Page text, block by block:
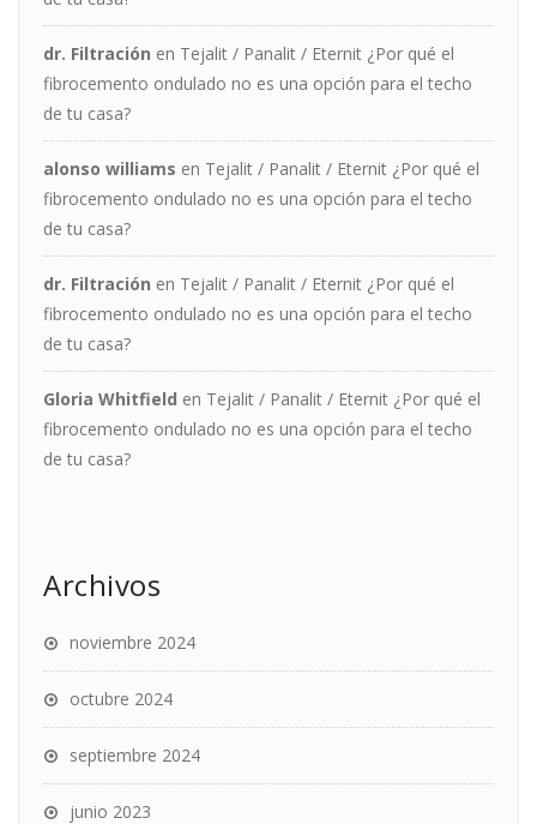
dr. Filtración en Tejalit / Panalit / Eternit ¿Por qué el
fibrocemento ondulado no es una opción para el techo
de tu casa?
alonso williams en Tejalit / Panalit / Eternit ¿Por qué el
fibrocemento ondulado no es una opción para el techo
de tu casa?
dr. Filtración en Tejalit / Panalit / Eternit ¿Por qué el
fibrocemento ondulado no es una opción para el techo
de tu casa?
Gloria Whitfield en Tejalit / Panalit / Eternit ¿Por qué el
fibrocemento ondulado no es una opción para el techo
de tu casa?
Archivos
noviembre 2024
octubre 2024
septiembre 2024
junio 2023